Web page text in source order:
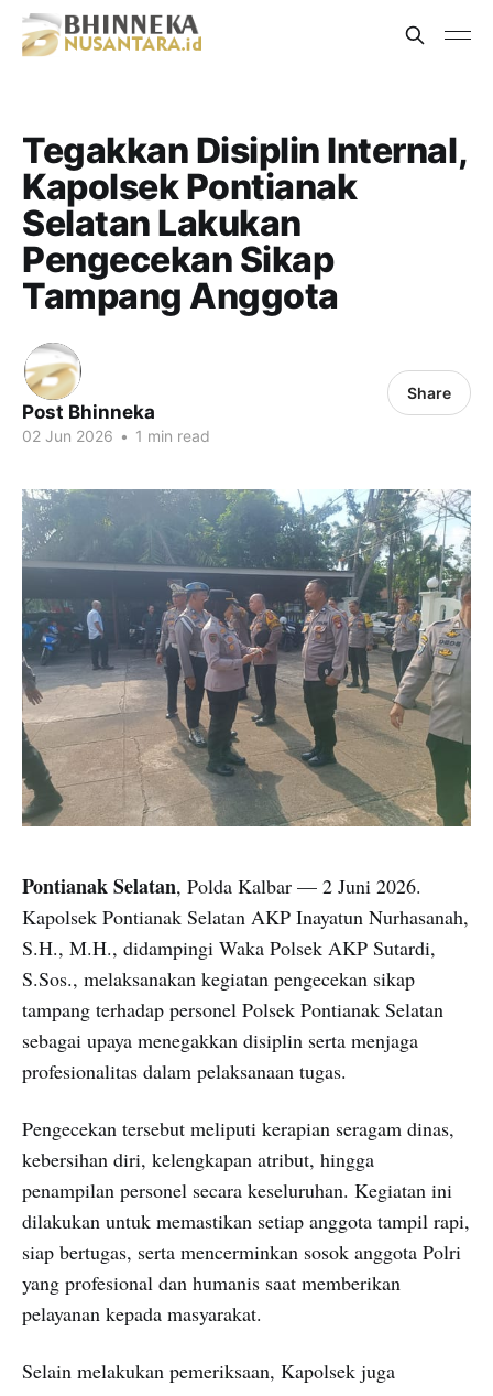
Tegakkan Disiplin Internal,
Kapolsek Pontianak
Selatan Lakukan
Pengecekan Sikap
Tampang Anggota
Post Bhinneka
02 Jun 2026 • 1 min read
Share
Pontianak Selatan, Polda Kalbar — 2 Juni 2026.
Kapolsek Pontianak Selatan AKP Inayatun Nurhasanah,
S.H., M.H., didampingi Waka Polsek AKP Sutardi,
S.Sos., melaksanakan kegiatan pengecekan sikap
tampang terhadap personel Polsek Pontianak Selatan
sebagai upaya menegakkan disiplin serta menjaga
profesionalitas dalam pelaksanaan tugas.
Pengecekan tersebut meliputi kerapian seragam dinas,
kebersihan diri, kelengkapan atribut, hingga
penampilan personel secara keseluruhan. Kegiatan ini
dilakukan untuk memastikan setiap anggota tampil rapi,
siap bertugas, serta mencerminkan sosok anggota Polri
yang profesional dan humanis saat memberikan
pelayanan kepada masyarakat.
Selain melakukan pemeriksaan, Kapolsek juga